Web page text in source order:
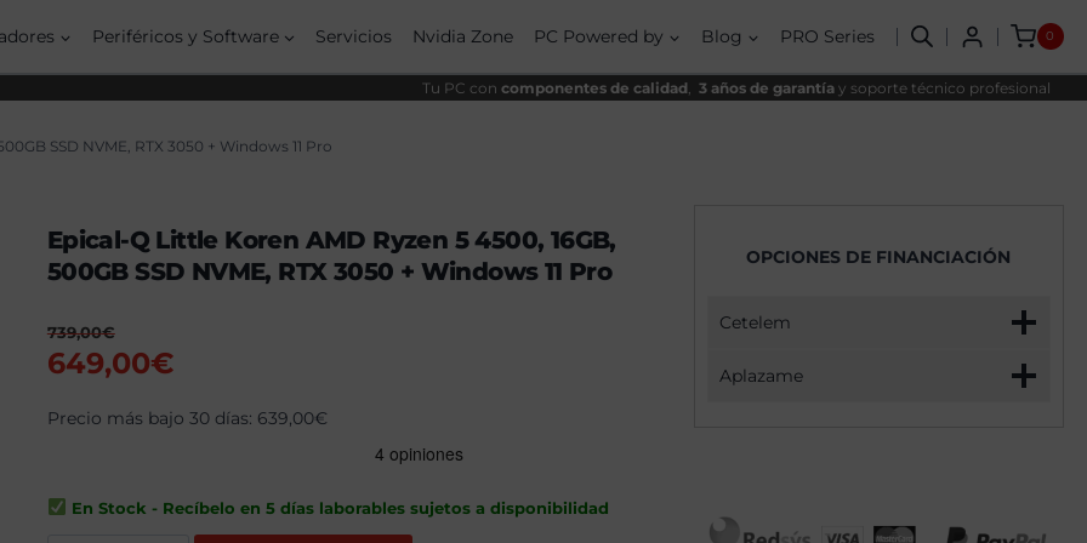
Periféricos y Software Servicios Nvidia Zone PC Powered by Blog PRO Series 0
Tu PC con componentes de calidad, 3 años de garantía y soporte técnico profesional
SSD NVME, RTX 3050 + Windows 11 Pro
Epical-Q Little Koren AMD Ryzen 5 4500, 16GB,
500GB SSD NVME, RTX 3050 + Windows 11 Pro
739,00€
El
original
649,00€El
actual
Precio más bajo 30 días: 639,00€
En Stock - Recíbelo en 5 días laborables sujetos a disponibilidad
OPCIONES DE FINANCIACIÓN
Cetelem
Aplazame
era:
739,00€.
es:
649,00€.
Ryzen
4500,
16GB,